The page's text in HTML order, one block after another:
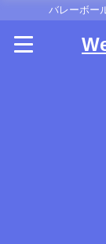
バレーボー